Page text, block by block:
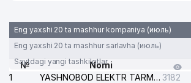
33
JUMABAEVA N. S. YAKKA
TARTIBDAGI TADBIRKOR
34 REAL VIP TRAVEL MChJ
Eng yaxshi 20 ta mashhur kompaniya (июль)
Eng yaxshi 20 ta mashhur sarlavha (июль)
Saytdagi yangi tashkilotlar
№
Nomi
1
YASHNOBOD ELEKTR TARMOG'I NOSOZLIKLARI XIZMATI 3182